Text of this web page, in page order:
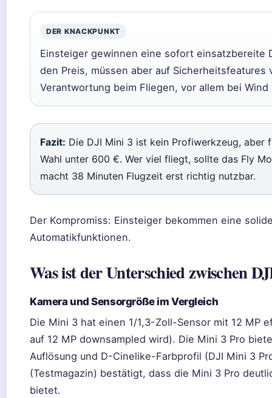
DER KNACKPUNKT
Einsteiger gewinnen eine sofort einsatzbereite
den Preis, müssen aber auf
Verantwortung beim Fliegen, vor allem bei
Fazit: Die DJI Mini 3 ist kein Profiwerkzeug,
Wahl unter 600 €. Wer viel fliegt, sollte das Fly
macht 38 Minuten Flugzeit erst richtig nutzbar.
Der Kompromiss: Einsteiger bekommen eine
Automatikfunktionen.
Was ist der Unterschied zwischen
Kamera und Sensorgröße im Vergleich
Die Mini 3 hat einen 1/1,3-Zoll-Sensor mit 12 MP
auf 12 MP downsampled wird). Die Mini 3 Pro
Auflösung und D-Cinelike-Farbprofil (DJI Mini 3
(Testmagazin) bestätigt, dass die Mini 3 Pro
bietet.